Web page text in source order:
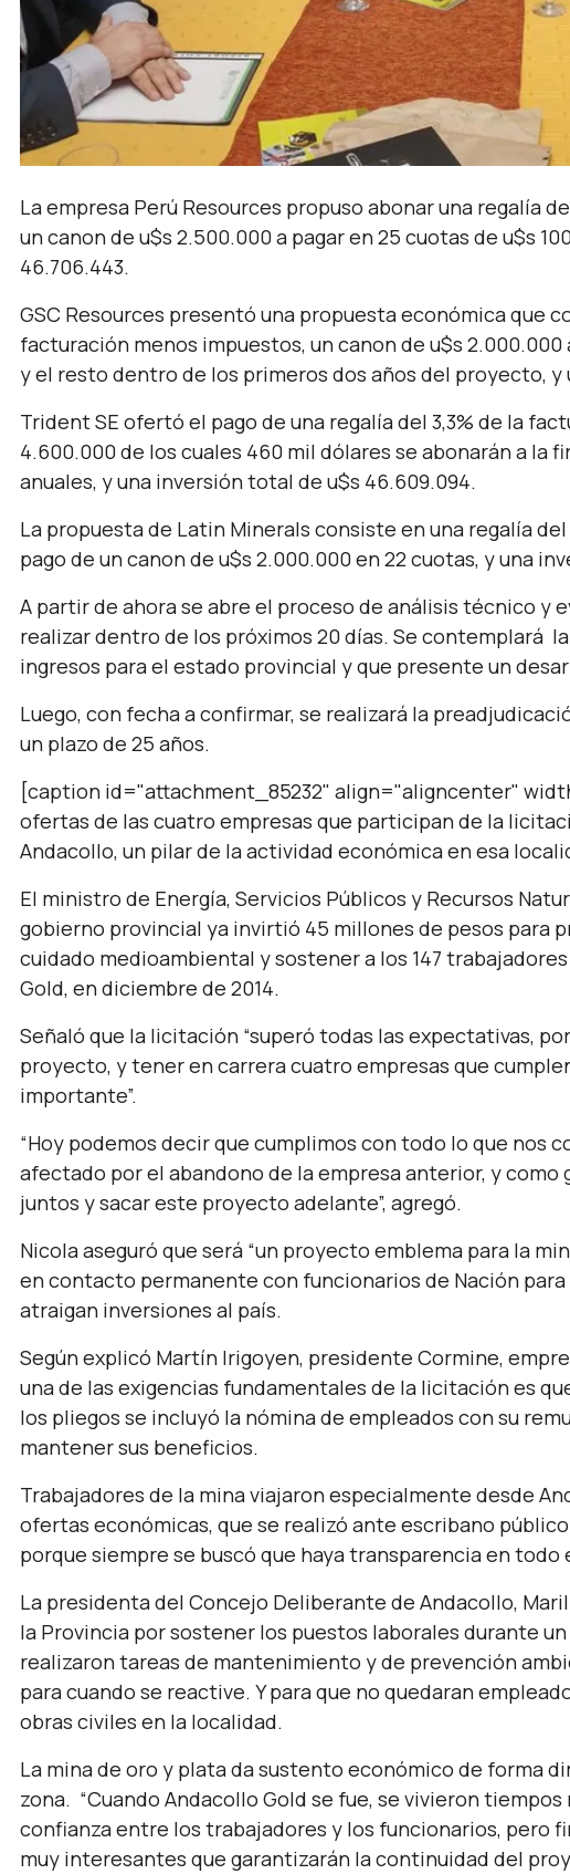
La empresa Perú Resources propuso abonar una regalía
un canon de u$s 2.500.000 a pagar en 25 cuotas de u$s
46.706.443.
GSC Resources presentó una propuesta económica que
facturación menos impuestos, un canon de u$s
y el resto dentro de los primeros dos años del proyecto, y
Trident SE ofertó el pago de una regalía del 3,3% de la
4.600.000 de los cuales 460 mil dólares se abonarán a la
anuales, y una inversión total de u$s 46.609.094.
La propuesta de Latin Minerals consiste en una regalía
pago de un canon de u$s 2.000.000 en 22 cuotas, y una
A partir de ahora se abre el proceso de análisis técnico y
realizar dentro de los próximos 20 días. Se contemplará
ingresos para el estado provincial y que presente un
Luego, con fecha a confirmar, se realizará la
un plazo de 25 años.
[caption id="attachment_85232" align="aligncenter"
ofertas de las cuatro empresas que participan de la
Andacollo, un pilar de la actividad económica en esa
El ministro de Energía, Servicios Públicos y Recursos
gobierno provincial ya invirtió 45 millones de pesos para
cuidado medioambiental y sostener a los 147
Gold, en diciembre de 2014.
Señaló que la licitación “superó todas las expectativas,
proyecto, y tener en carrera cuatro empresas que
importante”.
“Hoy podemos decir que cumplimos con todo lo que nos
afectado por el abandono de la empresa anterior, y
juntos y sacar este proyecto adelante”, agregó.
Nicola aseguró que será “un proyecto emblema para la
en contacto permanente con funcionarios de Nación
atraigan inversiones al país.
Según explicó Martín Irigoyen, presidente Cormine,
una de las exigencias fundamentales de la licitación es
los pliegos se incluyó la nómina de empleados con su
mantener sus beneficios.
Trabajadores de la mina viajaron especialmente desde
ofertas económicas, que se realizó ante escribano
porque siempre se buscó que haya transparencia en todo
La presidenta del Concejo Deliberante de Andacollo,
la Provincia por sostener los puestos laborales durante
realizaron tareas de mantenimiento y de prevención
para cuando se reactive. Y para que no quedaran
obras civiles en la localidad.
La mina de oro y plata da sustento económico de forma
zona. “Cuando Andacollo Gold se fue, se vivieron
confianza entre los trabajadores y los funcionarios, pero
muy interesantes que garantizarán la continuidad del